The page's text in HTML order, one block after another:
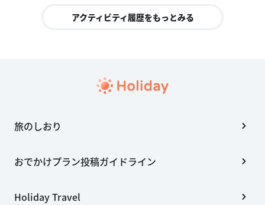
アクティビティ履歴をもっとみる
旅のしおり
おでかけプラン投稿ガイドライン
Holiday Travel